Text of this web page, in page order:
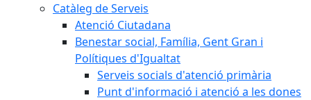
Catàleg de Serveis
Atenció Ciutadana
Benestar social, Família, Gent Gran i
Polítiques d'Igualtat
Serveis socials d'atenció primària
Punt d'informació i atenció a les dones